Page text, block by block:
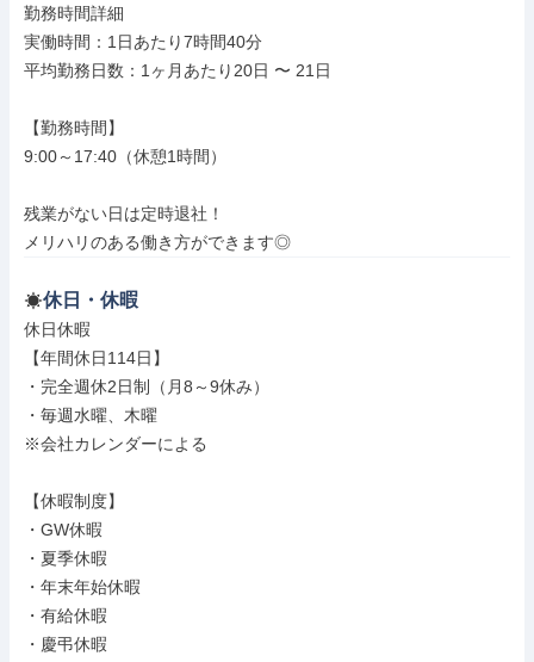
勤務時間詳細
実働時間：1日あたり7時間40分
平均勤務日数：1ヶ月あたり20日 〜 21日
【勤務時間】
9:00～17:40（休憩1時間）
残業がない日は定時退社！
メリハリのある働き方ができます◎
休日・休暇
休日休暇
【年間休日114日】
・完全週休2日制（月8～9休み）
・毎週水曜、木曜
※会社カレンダーによる
【休暇制度】
・GW休暇
・夏季休暇
・年末年始休暇
・有給休暇
・慶弔休暇